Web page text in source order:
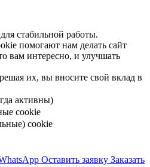
стабильной работы.
помогают нам делать сайт
вам интересно, и улучшать
их, вы вносите свой вклад в
активны)
cookie
cookie
Оставить заявку Заказать